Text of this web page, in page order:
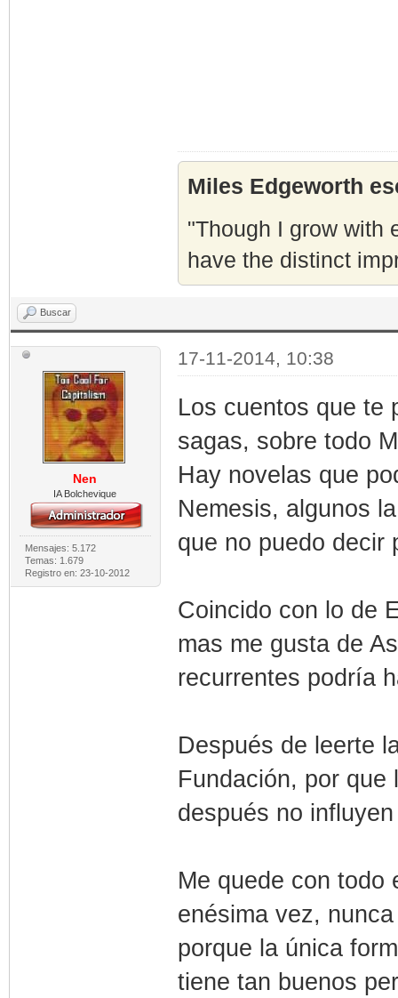
Miles Edgeworth
"Though I grow with
have the distinct
Buscar
Nen
IA Bolchevique
Mensajes: 5.172
Temas: 1.679
Registro en: 23-10-2012
17-11-2014, 10:38
Los cuentos que te
sagas, sobre todo
Hay novelas que
Nemesis, algunos
que no puedo decir
Coincido con lo de
mas me gusta de
recurrentes podría
Después de leerte
Fundación, por que
después no
Me quede con todo
enésima vez,
porque la única
tiene tan buenos